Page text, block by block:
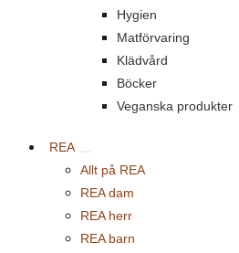
Hygien
Matförvaring
Klädvård
Böcker
Veganska produkter
REA
Allt på REA
REA dam
REA herr
REA barn